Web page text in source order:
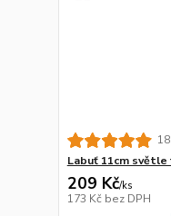
Labuť 11cm světle
209 Kč/ks
173 Kč bez DPH